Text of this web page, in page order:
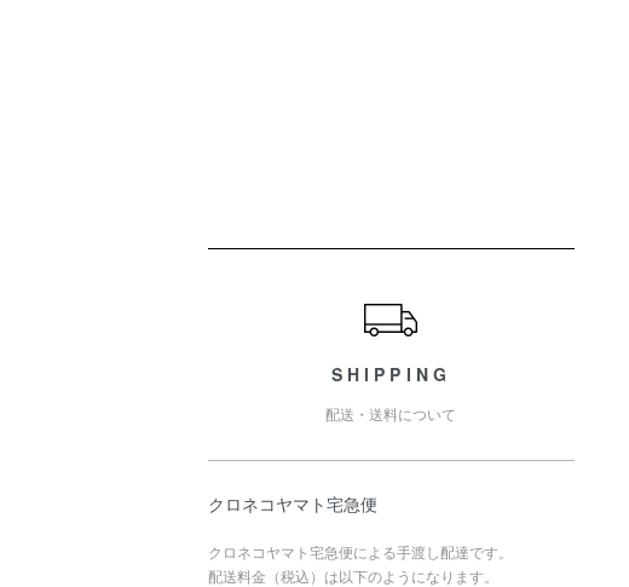
SHIPPING
配送・送料について
クロネコヤマト宅急便
クロネコヤマト宅急便による手渡し配達です。
配送料金（税込）は以下のようになります。